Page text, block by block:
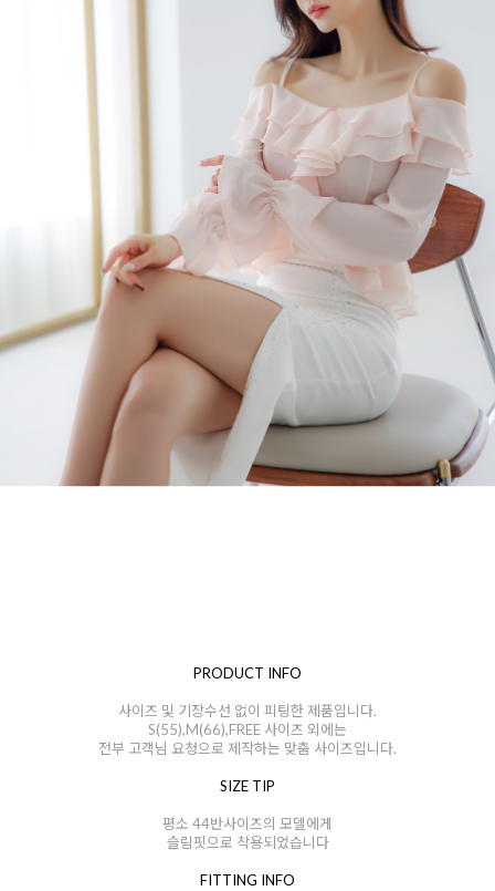
PRODUCT INFO
사이즈 및 기장수선 없이 피팅한 제품입니다.
S(55),M(66),FREE 사이즈 외에는
전부 고객님 요청으로 제작하는 맞춤 사이즈입니다.
SIZE TIP
평소 44반사이즈의 모델에게
슬림핏으로 착용되었습니다
FITTING INFO